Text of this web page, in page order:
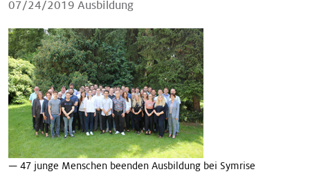
07/24/2019 Ausbildung
— 47 junge Menschen beenden Ausbildung bei Symrise